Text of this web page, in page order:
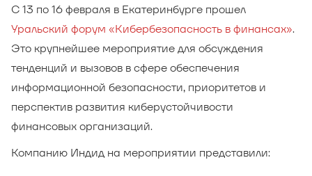
С 13 по 16 февраля в Екатеринбурге прошел
Уральский форум «Кибербезопасность в финансах».
Это крупнейшее мероприятие для обсуждения
тенденций и вызовов в сфере обеспечения
информационной безопасности, приоритетов и
перспектив развития киберустойчивости
финансовых организаций.
Компанию Индид на мероприятии представили: